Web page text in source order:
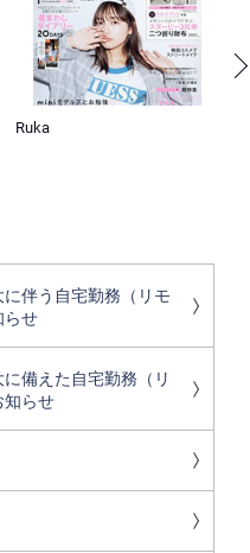
Ruka
伴う自宅勤務（リモ
らせ
備えた自宅勤務（リ
知らせ